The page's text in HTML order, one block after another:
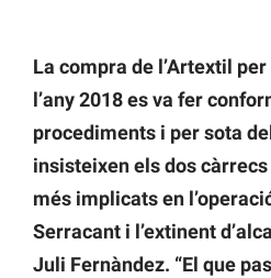
La compra de l’Artextil
l’any 2018 es va fer
procediments i per sota
insisteixen els dos
més implicats en
Serracant i l’extinent
Juli Fernàndez. “El que